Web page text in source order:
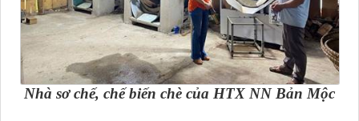
Nhà sơ chế, chế biến chè của HTX NN Bản Mộc